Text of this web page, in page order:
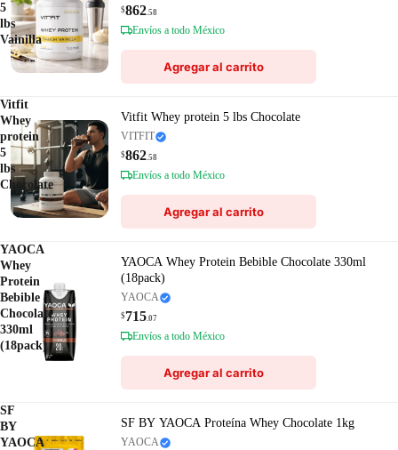
5
lbs
Vainilla
$862.58
Envíos a todo México
Agregar al carrito
Vitfit
Whey
protein
5
lbs
Chocolate
Vitfit Whey protein 5 lbs Chocolate
VITFIT
$862.58
Envíos a todo México
Agregar al carrito
YAOCA
Whey
Protein
Bebible
Chocolate
330ml
(18pack)
YAOCA Whey Protein Bebible Chocolate 330ml
(18pack)
YAOCA
$715.07
Envíos a todo México
Agregar al carrito
SF
BY
YAOCA
SF BY YAOCA Proteína Whey Chocolate 1kg
YAOCA